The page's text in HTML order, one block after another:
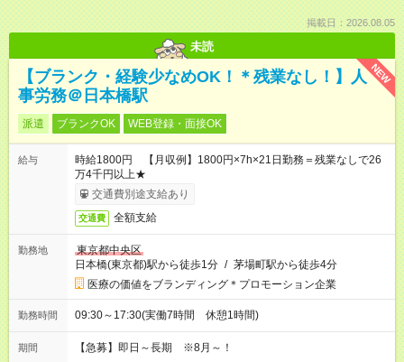
掲載日：2026.08.05
未読
NEW
【ブランク・経験少なめOK！＊残業なし！】人
事労務＠日本橋駅
派遣 ブランクOK WEB登録・面接OK
給与
時給1800円 【月収例】1800円×7h×21日勤務＝残業なしで26
万4千円以上★
交通費別途支給あり
交通費 全額支給
勤務地
東京都中央区
日本橋(東京都)駅から徒歩1分 / 茅場町駅から徒歩4分
医療の価値をブランディング＊プロモーション企業
勤務時間 09:30～17:30(実働7時間 休憩1時間)
期間 【急募】即日～長期 ※8月～！